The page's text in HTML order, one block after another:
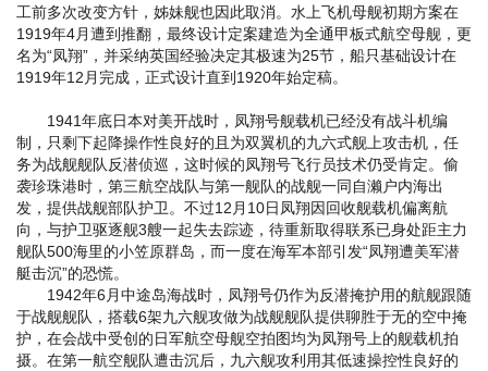
工前多次改变方针，姊妹舰也因此取消。水上飞机母舰初期方案在
1919年4月遭到推翻，最终设计定案建造为全通甲板式航空母舰，更
名为“凤翔”，并采纳英国经验决定其极速为25节，船只基础设计在
1919年12月完成，正式设计直到1920年始定稿。
1941年底日本对美开战时，凤翔号舰载机已经没有战斗机编
制，只剩下起降操作性良好的且为双翼机的九六式舰上攻击机，任
务为战舰舰队反潜侦巡，这时候的凤翔号飞行员技术仍受肯定。偷
袭珍珠港时，第三航空战队与第一舰队的战舰一同自濑户内海出
发，提供战舰部队护卫。不过12月10日凤翔因回收舰载机偏离航
向，与护卫驱逐舰3艘一起失去踪迹，待重新取得联系已身处距主力
舰队500海里的小笠原群岛，而一度在海军本部引发“凤翔遭美军潜
艇击沉”的恐慌。
1942年6月中途岛海战时，凤翔号仍作为反潜掩护用的航舰跟随
于战舰舰队，搭载6架九六舰攻做为战舰舰队提供聊胜于无的空中掩
护，在会战中受创的日军航空母舰空拍图均为凤翔号上的舰载机拍
摄。在第一航空舰队遭击沉后，九六舰攻利用其低速操控性良好的